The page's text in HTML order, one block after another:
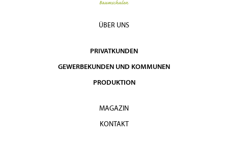
ÜBER UNS
PRIVATKUNDEN
GEWERBEKUNDEN UND KOMMUNEN
PRODUKTION
MAGAZIN
KONTAKT